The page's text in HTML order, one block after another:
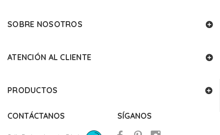
SOBRE NOSOTROS
ATENCIÓN AL CLIENTE
PRODUCTOS
CONTÁCTANOS SÍGANOS